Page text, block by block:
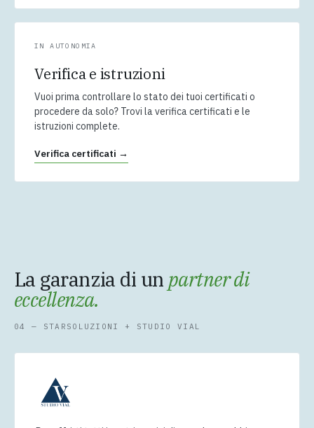
IN AUTONOMIA
Verifica e istruzioni
Vuoi prima controllare lo stato dei tuoi certificati o
procedere da solo? Trovi la verifica certificati e le
istruzioni complete.
Verifica certificati →
La garanzia di un partner di
eccellenza.
04 — STARSOLUZIONI + STUDIO VIAL